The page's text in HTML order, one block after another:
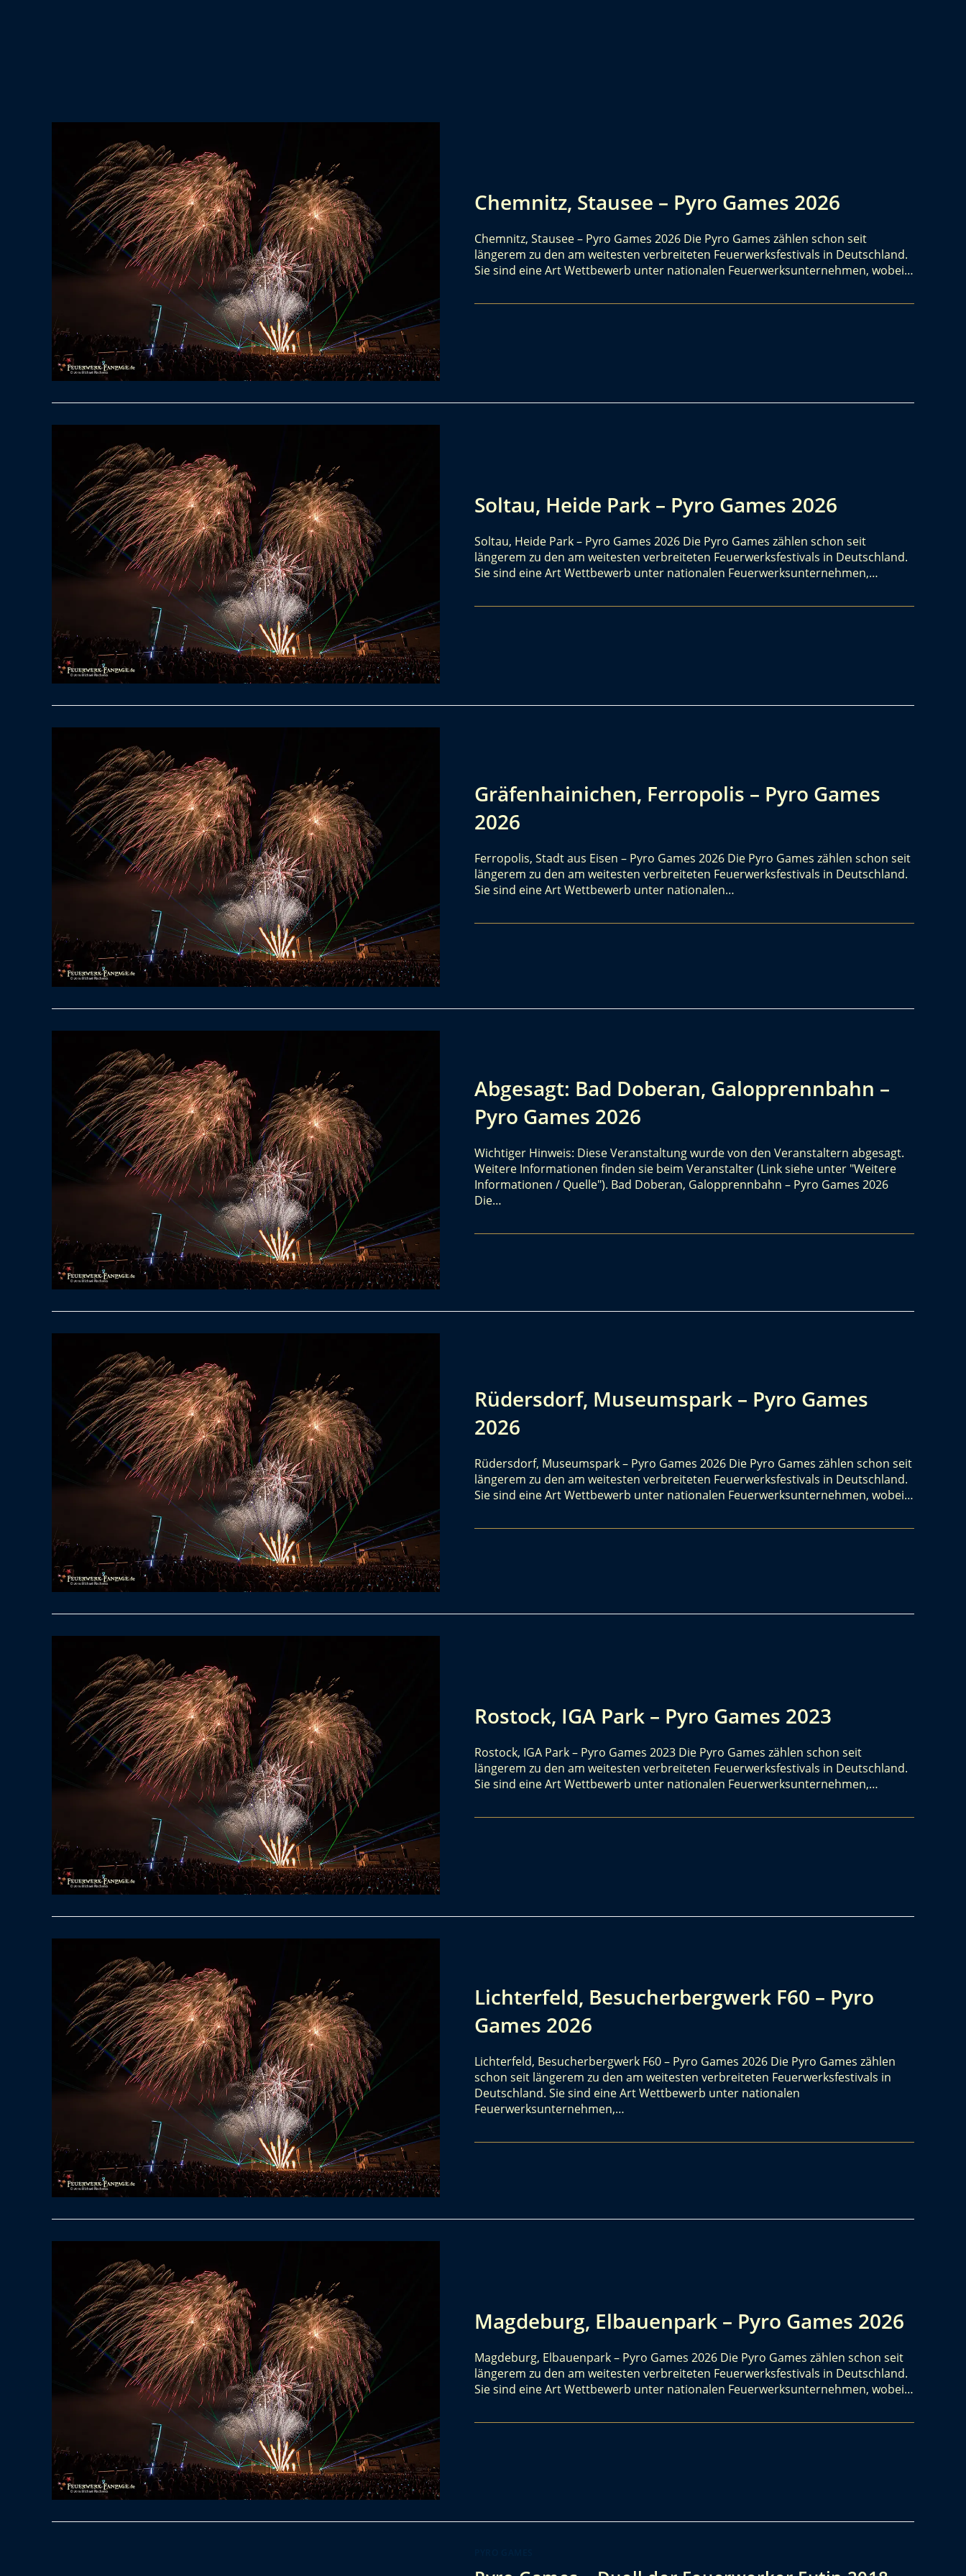
Chemnitz, Stausee – Pyro Games 2026
Chemnitz, Stausee – Pyro Games 2026 Die Pyro Games zählen schon seit
längerem zu den am weitesten verbreiteten Feuerwerksfestivals in Deutschland.
Sie sind eine Art Wettbewerb unter nationalen Feuerwerksunternehmen, wobei…
Soltau, Heide Park – Pyro Games 2026
Soltau, Heide Park – Pyro Games 2026 Die Pyro Games zählen schon seit
längerem zu den am weitesten verbreiteten Feuerwerksfestivals in Deutschland.
Sie sind eine Art Wettbewerb unter nationalen Feuerwerksunternehmen,…
Gräfenhainichen, Ferropolis – Pyro Games
2026
Ferropolis, Stadt aus Eisen – Pyro Games 2026 Die Pyro Games zählen schon seit
längerem zu den am weitesten verbreiteten Feuerwerksfestivals in Deutschland.
Sie sind eine Art Wettbewerb unter nationalen…
Abgesagt: Bad Doberan, Galopprennbahn –
Pyro Games 2026
Wichtiger Hinweis: Diese Veranstaltung wurde von den Veranstaltern abgesagt.
Weitere Informationen finden sie beim Veranstalter (Link siehe unter "Weitere
Informationen / Quelle"). Bad Doberan, Galopprennbahn – Pyro Games 2026
Die…
Rüdersdorf, Museumspark – Pyro Games
2026
Rüdersdorf, Museumspark – Pyro Games 2026 Die Pyro Games zählen schon seit
längerem zu den am weitesten verbreiteten Feuerwerksfestivals in Deutschland.
Sie sind eine Art Wettbewerb unter nationalen Feuerwerksunternehmen, wobei…
Rostock, IGA Park – Pyro Games 2023
Rostock, IGA Park – Pyro Games 2023 Die Pyro Games zählen schon seit
längerem zu den am weitesten verbreiteten Feuerwerksfestivals in Deutschland.
Sie sind eine Art Wettbewerb unter nationalen Feuerwerksunternehmen,…
Lichterfeld, Besucherbergwerk F60 – Pyro
Games 2026
Lichterfeld, Besucherbergwerk F60 – Pyro Games 2026 Die Pyro Games zählen
schon seit längerem zu den am weitesten verbreiteten Feuerwerksfestivals in
Deutschland. Sie sind eine Art Wettbewerb unter nationalen
Feuerwerksunternehmen,…
Magdeburg, Elbauenpark – Pyro Games 2026
Magdeburg, Elbauenpark – Pyro Games 2026 Die Pyro Games zählen schon seit
längerem zu den am weitesten verbreiteten Feuerwerksfestivals in Deutschland.
Sie sind eine Art Wettbewerb unter nationalen Feuerwerksunternehmen, wobei…